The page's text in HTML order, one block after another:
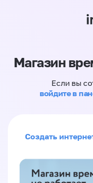
Магазин
Если вы
войдите в
Создать